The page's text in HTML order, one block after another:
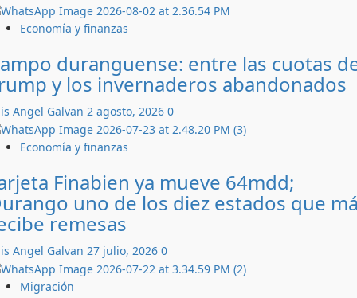
Economía y finanzas
duranguense: entre las cuotas
y los invernaderos abandonados
Angel Galvan 2 agosto, 2026 0
Economía y finanzas
Finabien ya mueve 64mdd;
uno de los diez estados que
remesas
Angel Galvan 27 julio, 2026 0
Migración